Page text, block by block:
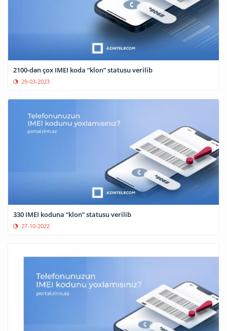
2100-dən çox IMEI koda “klon” statusu verilib
29-03-2023
330 IMEI koduna “klon” statusu verilib
27-10-2022